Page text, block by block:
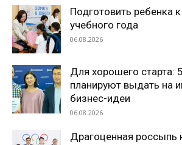
Подготовить ребенка
учебного года
06.08.2026
Для хорошего старта:
планируют выдать на
бизнес-идеи
06.08.2026
Драгоценная россыпь